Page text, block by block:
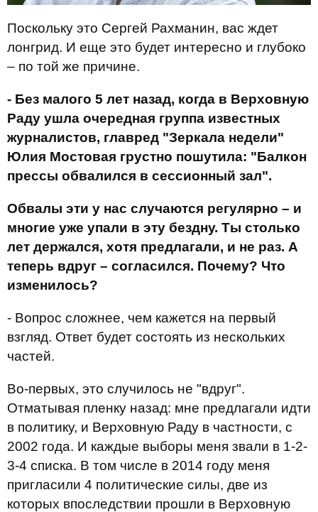
Поскольку это Сергей Рахманин, вас ждет
лонгрид. И еще это будет интересно и глубоко
– по той же причине.
- Без малого 5 лет назад, когда в Верховную
Раду ушла очередная группа известных
журналистов, главред "Зеркала недели"
Юлия Мостовая грустно пошутила: "Балкон
прессы обвалился в сессионный зал".
Обвалы эти у нас случаются регулярно – и
многие уже упали в эту бездну. Ты столько
лет держался, хотя предлагали, и не раз. А
теперь вдруг – согласился. Почему? Что
изменилось?
- Вопрос сложнее, чем кажется на первый
взгляд. Ответ будет состоять из нескольких
частей.
Во-первых, это случилось не "вдруг".
Отматывая пленку назад: мне предлагали идти
в политику, и Верховную Раду в частности, с
2002 года. И каждые выборы меня звали в 1-2-
3-4 списка. В том числе в 2014 году меня
пригласили 4 политические силы, две из
которых впоследствии прошли в Верховную